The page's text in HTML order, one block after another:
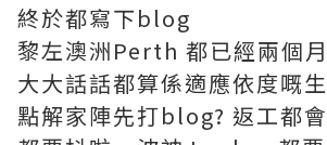
終於都寫下blog
黎左澳洲Perth 都已經兩個
大大話話都算係適應依度嘅
點解家陣先打blog? 返工都